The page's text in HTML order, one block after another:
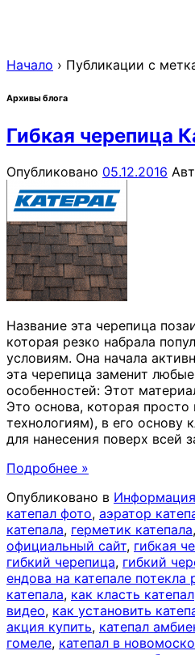
Начало › Публикации с
Архивы блога
Гибкая черепица
Опубликовано 05.12.2016
Название эта черепица
которая резко набрала
условиям. Она начала
эта черепица заменит
особенностей: Этот
Это основа, которая
технологиям), в его основу
для нанесения поверх всей
Подробнее »
Опубликовано в Информация
катепал фото, аэратор
катепала, герметик катепала,
официальный сайт, гибкая
гибкий черепица, гибкий
ендова на катепале потекла
катепала, как класть катепал
видео, как установить
акция купить, катепал
гомеле, катепал в